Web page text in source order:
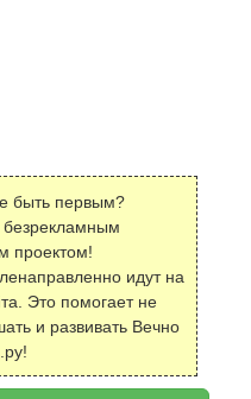
быть первым?
безрекламным
проектом!
идут на
Это помогает не
и развивать Вечно